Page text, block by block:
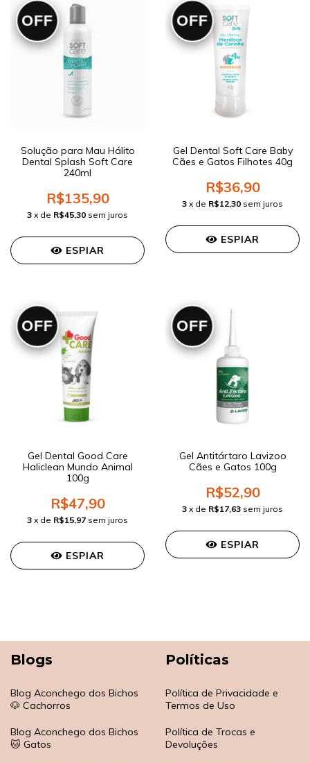
OFF
Solução para Mau Hálito
Dental Splash Soft Care
240ml
R$135,90
3 x de R$45,30 sem juros
ESPIAR
OFF
Gel Dental Soft Care Baby
Cães e Gatos Filhotes 40g
R$36,90
3 x de R$12,30 sem juros
ESPIAR
OFF
Gel Dental Good Care
Haliclean Mundo Animal
100g
R$47,90
3 x de R$15,97 sem juros
ESPIAR
OFF
Gel Antitártaro Lavizoo
Cães e Gatos 100g
R$52,90
3 x de R$17,63 sem juros
ESPIAR
Blogs
Blog Aconchego dos Bichos
🐶 Cachorros
Blog Aconchego dos Bichos
🐱 Gatos
Políticas
Política de Privacidade e
Termos de Uso
Política de Trocas e
Devoluções